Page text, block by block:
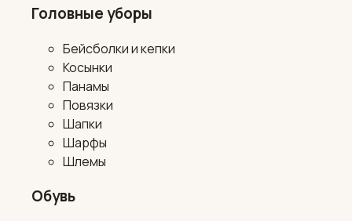
Головные уборы
Бейсболки и кепки
Косынки
Панамы
Повязки
Шапки
Шарфы
Шлемы
Обувь